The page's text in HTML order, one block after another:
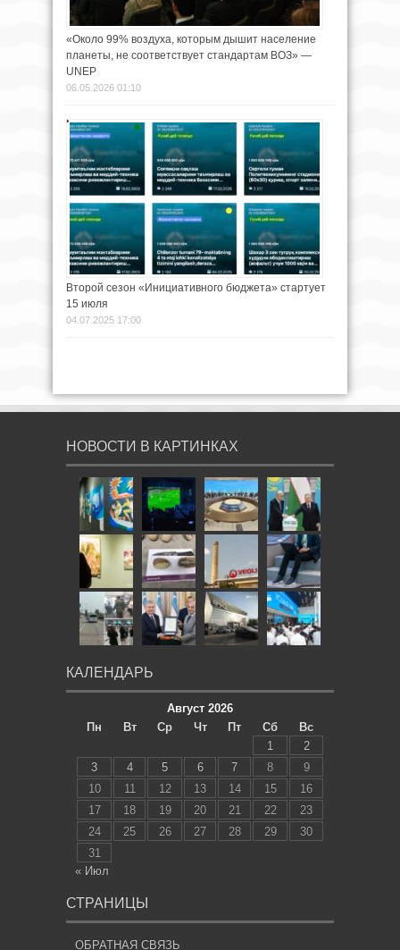
«Около 99% воздуха, которым дышит население
планеты, не соответствует стандартам ВОЗ» —
UNEP
06.05.2026 01:10
Второй сезон «Инициативного бюджета» стартует
15 июля
04.07.2025 17:00
НОВОСТИ В КАРТИНКАХ
КАЛЕНДАРЬ
Август 2026
Пн
Вт Ср Чт Пт Сб
Вс
1
2
3
4 5 6 7 8
9
10
11 12 13 14 15
16
17
18 19 20 21 22
23
24
25 26 27 28 29
30
31
« Июл
СТРАНИЦЫ
ОБРАТНАЯ СВЯЗЬ